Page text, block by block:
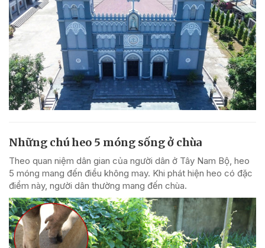
Những chú heo 5 móng sống ở chùa
Theo quan niệm dân gian của người dân ở Tây Nam Bộ, heo
5 móng mang đến điều không may. Khi phát hiện heo có đặc
điểm này, người dân thường mang đến chùa.